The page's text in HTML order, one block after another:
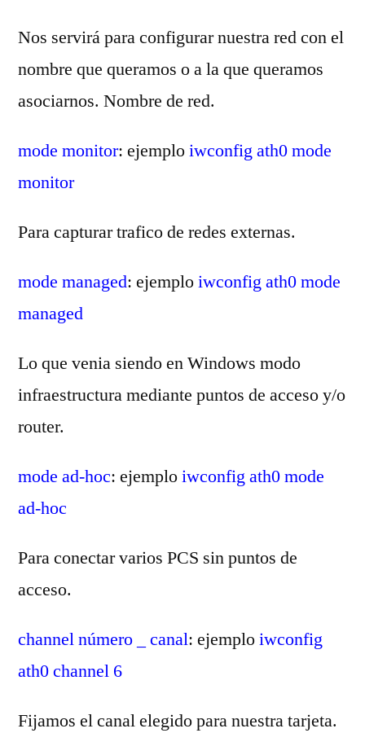
Nos servirá para configurar nuestra red con el
nombre que queramos o a la que queramos
asociarnos. Nombre de red.
mode monitor: ejemploiwconfig ath0 mode
monitor
Para capturar trafico de redes externas.
mode managed: ejemploiwconfig ath0 mode
managed
Lo que venia siendo en Windows modo
infraestructura mediante puntos de acceso y/o
router.
mode ad-hoc: ejemploiwconfig ath0 mode
ad-hoc
Para conectar varios PCS sin puntos de
acceso.
channel número _ canal: ejemploiwconfig
ath0 channel 6
Fijamos el canal elegido para nuestra tarjeta.